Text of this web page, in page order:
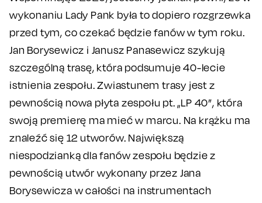
wykonaniu Lady Pank była to dopiero rozgrzewka
przed tym, co czekać będzie fanów w tym roku.
Jan Borysewicz i Janusz Panasewicz szykują
szczególną trasę, która podsumuje 40-lecie
istnienia zespołu. Zwiastunem trasy jest z
pewnością nowa płyta zespołu pt. „LP 40”, która
swoją premierę ma mieć w marcu. Na krążku ma
znaleźć się 12 utworów. Największą
niespodzianką dla fanów zespołu będzie z
pewnością utwór wykonany przez Jana
Borysewicza w całości na instrumentach